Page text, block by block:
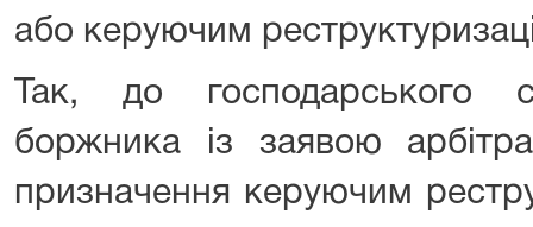
або керуючим
Так, до господарського
боржника із заявою
призначення керуючим